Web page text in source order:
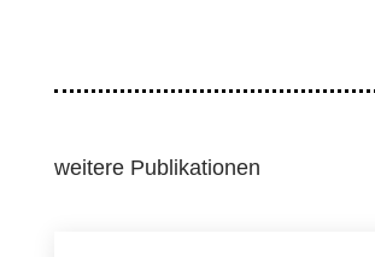
weitere Publikationen